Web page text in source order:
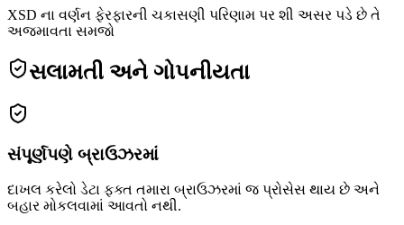
XSD ના વર્ણન ફેરફારની ચકાસણી પરિણામ પર શી અસર પડે છે તે
અજમાવતા સમજો
સલામતી અને ગોપનીયતા
સંપૂર્ણપણે બ્રાઉઝરમાં
દાખલ કરેલો ડેટા ફક્ત તમારા બ્રાઉઝરમાં જ પ્રોસેસ થાય છે અને
બહાર મોકલવામાં આવતો નથી.